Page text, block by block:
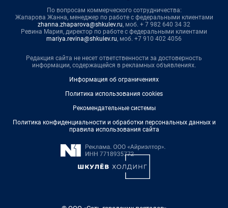
По вопросам коммерческого сотрудничества:
Жапарова Жанна, менеджер по работе с федеральными клиентами
zhanna.zhaparova@shkulev.ru, моб. + 7 982 640 34 32
Ревина Мария, директор по работе с федеральными клиентами
mariya.revina@shkulev.ru, моб. +7 910 402 4056
Редакция сайта не несет ответственности за достоверность
информации, содержащейся в рекламных объявлениях.
Информация об ограничениях
Политика использования cookies
Рекомендательные системы
Политика конфиденциальности и обработки персональных данных и
правила использования сайта